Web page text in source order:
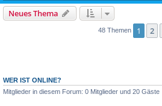
Neues Thema
48 Themen 1 2
WER IST ONLINE?
Mitglieder in diesem Forum: 0 Mitglieder und 20 Gäste